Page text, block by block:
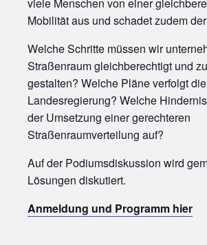
viele Menschen von einer
Mobilität aus und schadet zudem
Welche Schritte müssen wir
Straßenraum gleichberechtigt und
gestalten? Welche Pläne verfolgt die
Landesregierung? Welche
der Umsetzung einer gerechteren
Straßenraumverteilung auf?
Auf der Podiumsdiskussion wird
Lösungen diskutiert.
Anmeldung und Programm hier